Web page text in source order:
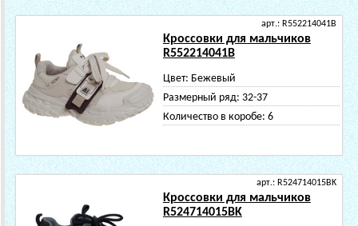
арт.: R552214041B
Кроссовки для мальчиков
R552214041B
Цвет: Бежевый
Размерный ряд: 32-37
Количество в коробе: 6
арт.: R524714015BK
Кроссовки для мальчиков
R524714015BK